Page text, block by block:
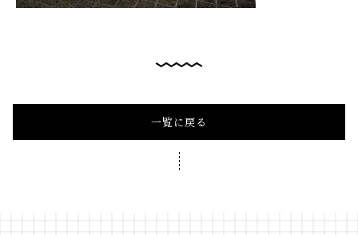
一覧に戻る